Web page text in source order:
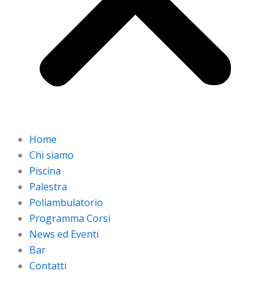
Home
Chi siamo
Piscina
Palestra
Poliambulatorio
Programma Corsi
News ed Eventi
Bar
Contatti